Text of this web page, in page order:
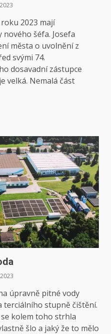
2023 mají
šéfa. Josefa
města o uvolnění z
svými 74.
dosavadní zástupce
velká. Nemalá část
úpravně pitné vody
terciálního stupně čištění.
kolem toho strhla
šlo a jaký že to mělo